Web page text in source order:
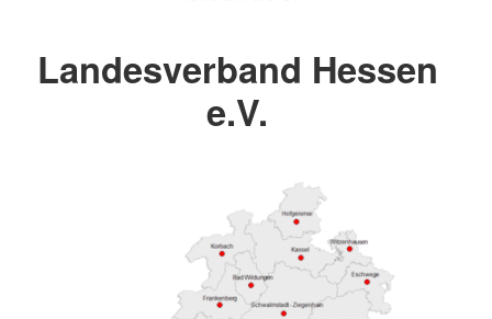
Landesverband Hessen
e.V.